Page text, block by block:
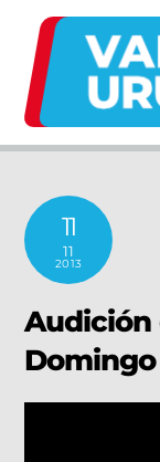
content
11
11
2013
Audición